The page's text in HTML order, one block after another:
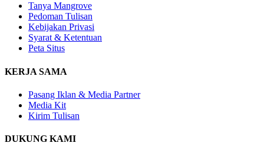
Tanya Mangrove
Pedoman Tulisan
Kebijakan Privasi
Syarat & Ketentuan
Peta Situs
KERJA SAMA
Pasang Iklan & Media Partner
Media Kit
Kirim Tulisan
DUKUNG KAMI